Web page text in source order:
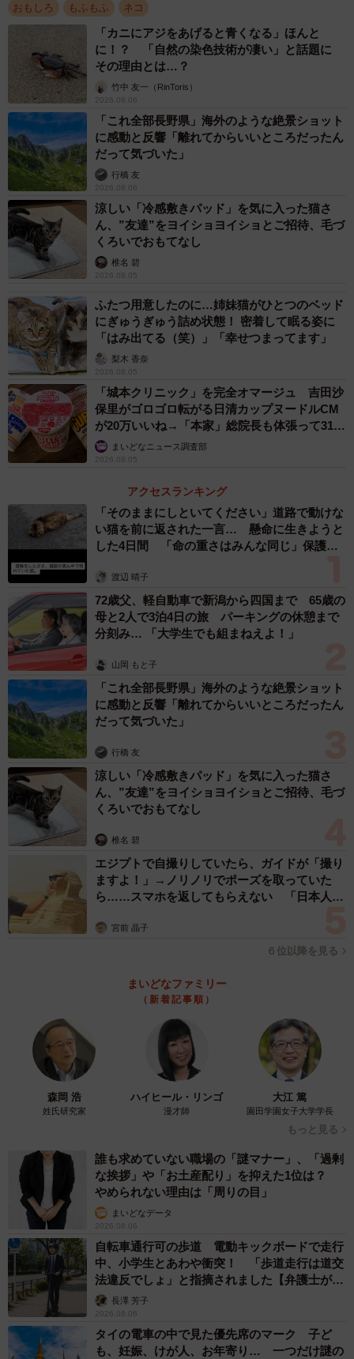
おもしろ もふもふ ネコ
「カニにアジをあげると青くなる」ほんと
に！？ 「自然の染色技術が凄い」と話題に
その理由とは…？
竹中 友一（RinToris）
2026.08.06
「これ全部長野県」海外のような絶景ショット
に感動と反響「離れてからいいところだったん
だって気づいた」
行橋 友
2026.08.06
涼しい「冷感敷きパッド」を気に入った猫さ
ん、”友達”をヨイショヨイショとご招待、毛づ
くろいでおもてなし
椎名 碧
2026.08.05
ふたつ用意したのに…姉妹猫がひとつのベッド
にぎゅうぎゅう詰め状態！ 密着して眠る姿に
「はみ出てる（笑）」「幸せつまってます」
梨木 香奈
2026.08.05
「城本クリニック」を完全オマージュ 吉田沙
保里がゴロゴロ転がる日清カップヌードルCM
が20万いいね→「本家」総院長も体張って31万
いいねまいどなニュース調査部
2026.08.05
アクセスランキング
「そのままにしといてください」道路で動けな
い猫を前に返された一言… 懸命に生きようと
した4日間 「命の重さはみんな同じ」保護団
渡辺 晴子
72歳父、軽自動車で新潟から四国まで 65歳の
母と2人で3泊4日の旅 パーキングの休憩まで
分刻み… 「大学生でも組まねえよ！」
山岡 もと子
「これ全部長野県」海外のような絶景ショット
に感動と反響「離れてからいいところだったん
だって気づいた」
行橋 友
涼しい「冷感敷きパッド」を気に入った猫さ
ん、”友達”をヨイショヨイショとご招待、毛づ
くろいでおもてなし
椎名 碧
エジプトで自撮りしていたら、ガイドが「撮り
ますよ！」→ノリノリでポーズを取っていた
ら……スマホを返してもらえない 「日本人は
宮前 晶子
６位以降を見る
まいどなファミリー
（新着記事順）
森岡 浩
姓氏研究家
ハイヒール・リンゴ
漫才師
大江 篤
園田学園女子大学学長
もっと見る
誰も求めていない職場の「謎マナー」、「過剰
な挨拶」や「お土産配り」を抑えた1位は？
やめられない理由は「周りの目」
まいどなデータ
2026.08.06
自転車通行可の歩道 電動キックボードで走行
中、小学生とあわや衝突！ 「歩道走行は道交
法違反でしょ」と指摘されました【弁護士が解
説】長澤 芳子
2026.08.06
タイの電車の中で見た優先席のマーク 子ど
も、妊娠、けが人、お年寄り… 一つだけ謎の